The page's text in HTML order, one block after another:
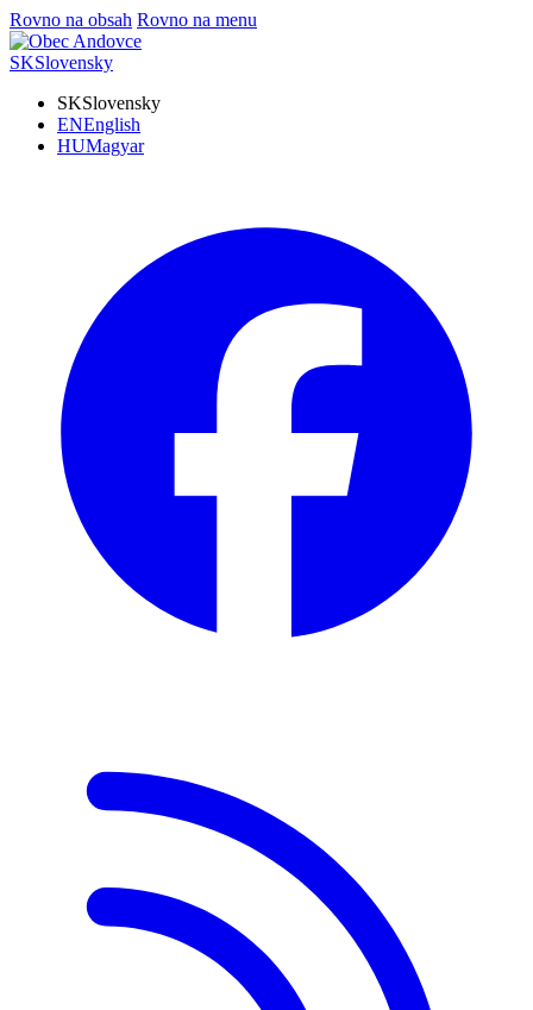
Rovno na obsah Rovno na menu
SKSlovensky
SKSlovensky
ENEnglish
HUMagyar